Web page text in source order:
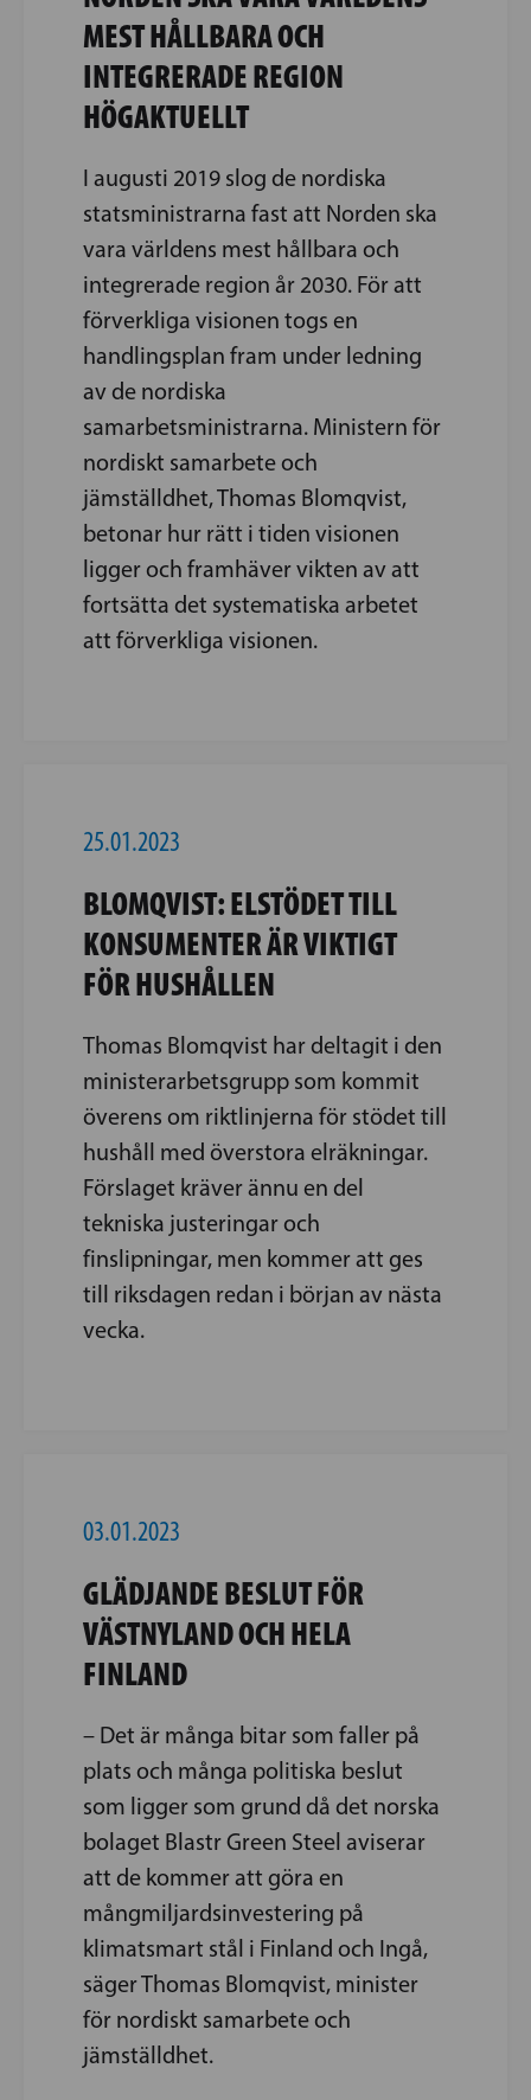
MEST HÅLLBARA OCH
INTEGRERADE REGION
HÖGAKTUELLT
I augusti 2019 slog de nordiska
statsministrarna fast att Norden ska
vara världens mest hållbara och
integrerade region år 2030. För att
förverkliga visionen togs en
handlingsplan fram under ledning
av de nordiska
samarbetsministrarna. Ministern för
nordiskt samarbete och
jämställdhet, Thomas Blomqvist,
betonar hur rätt i tiden visionen
ligger och framhäver vikten av att
fortsätta det systematiska arbetet
att förverkliga visionen.
25.01.2023
BLOMQVIST: ELSTÖDET TILL
KONSUMENTER ÄR VIKTIGT
FÖR HUSHÅLLEN
Thomas Blomqvist har deltagit i den
ministerarbetsgrupp som kommit
överens om riktlinjerna för stödet till
hushåll med överstora elräkningar.
Förslaget kräver ännu en del
tekniska justeringar och
finslipningar, men kommer att ges
till riksdagen redan i början av nästa
vecka.
03.01.2023
GLÄDJANDE BESLUT FÖR
VÄSTNYLAND OCH HELA
FINLAND
– Det är många bitar som faller på
plats och många politiska beslut
som ligger som grund då det norska
bolaget Blastr Green Steel aviserar
att de kommer att göra en
mångmiljardsinvestering på
klimatsmart stål i Finland och Ingå,
säger Thomas Blomqvist, minister
för nordiskt samarbete och
jämställdhet.